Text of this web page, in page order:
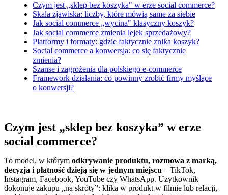
Czym jest „sklep bez koszyka" w erze social commerce?
Skala zjawiska: liczby, które mówią same za siebie
Jak social commerce „wycina" klasyczny koszyk?
Jak social commerce zmienia lejek sprzedażowy?
Platformy i formaty: gdzie faktycznie znika koszyk?
Social commerce a konwersja: co się faktycznie
zmienia?
Szanse i zagrożenia dla polskiego e-commerce
Framework działania: co powinny zrobić firmy myślące
o konwersji?
Czym jest „sklep bez koszyka” w erze
social commerce?
To model, w którym odkrywanie produktu, rozmowa z marką,
decyzja i płatność dzieją się w jednym miejscu – TikTok,
Instagram, Facebook, YouTube czy WhatsApp. Użytkownik
dokonuje zakupu „na skróty”: klika w produkt w filmie lub relacji,